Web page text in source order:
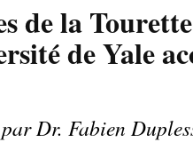
de la
de Yale
Dr. Fabien